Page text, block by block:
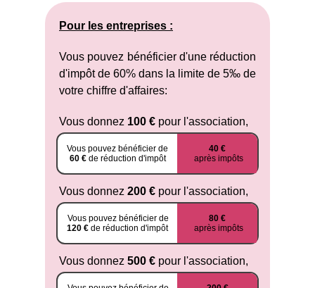
Pour les entreprises :
Vous pouvez bénéficier d'une réduction
d'impôt de 60% dans la limite de 5‰ de
votre chiffre d'affaires:
Vous donnez 100 € pour l'association,
Vous pouvez bénéficier de
60 € de réduction d'impôt
40 €
après impôts
Vous donnez 200 € pour l'association,
Vous pouvez bénéficier de
120 €de réduction d'impôt
80 €
après impôts
Vous donnez 500 € pour l'association,